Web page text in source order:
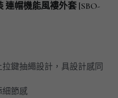
連帽機能風褸外套 [SBO-
鍵抽繩設計，具設計感同
細節感